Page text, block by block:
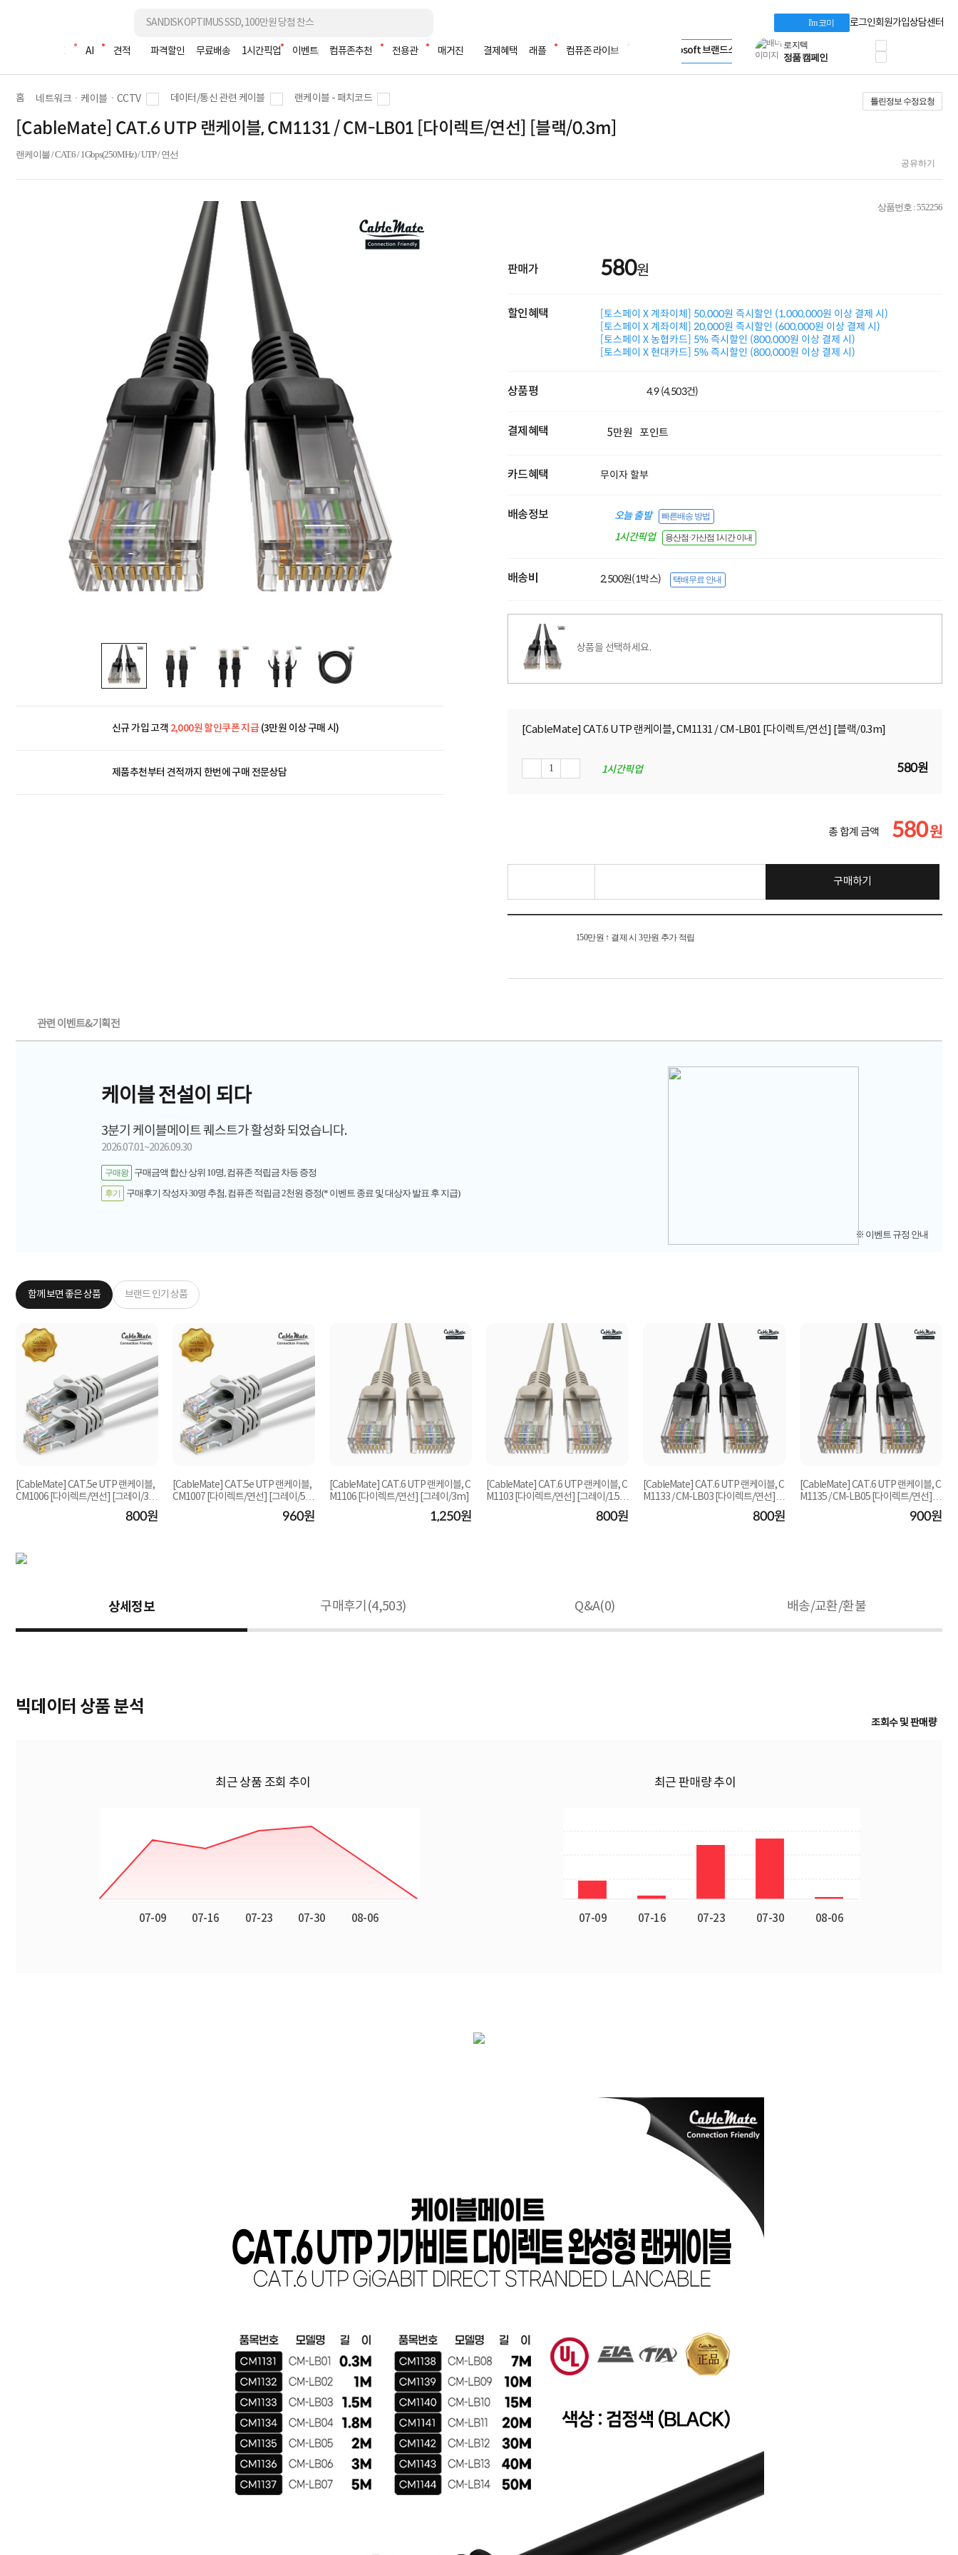
I'm 코미 로그인회원가입상담센터
조립PC AI 견적 파격할인 무료배송 1시간픽업 이벤트 컴퓨존추천 전용관 매거진 결제혜택 래플 컴퓨존 라이브
Microsoft 브랜드스토어
AMD 브랜드스토어
Intel 브랜드스토어
타협 없는 게이밍
HP OMEN
로지텍
정품 캠페인
삼성 키보드&마우스
시스코 스위칭허브
누적 금액 별
적립금 페이백!
Dell 구매왕
홈 네트워크ㆍ케이블ㆍCCTV 데이터/통신 관련 케이블 랜케이블 - 패치코드 틀린정보 수정요청
[CableMate] CAT.6 UTP 랜케이블, CM1131 / CM-LB01 [다이렉트/연선] [블랙/0.3m]
랜케이블 / CAT.6 / 1Gbps(250MHz) / UTP / 연선
공유하기
신규 가입 고객 2,000원 할인쿠폰 지급(3만원 이상 구매 시)
제품추천부터 견적까지 한번에구매 전문상담
상품번호 : 552256
판매가 580원
할인혜택
[토스페이 X 계좌이체] 50,000원 즉시할인 (1,000,000원 이상 결제 시)
[토스페이 X 계좌이체] 20,000원 즉시할인 (600,000원 이상 결제 시)
[토스페이 X 농협카드] 5% 즉시할인 (800,000원 이상 결제 시)
[토스페이 X 현대카드] 5% 즉시할인 (800,000원 이상 결제 시)
상품평 4.9 (4,503건)
결제혜택 5만원 포인트
카드혜택 무이자 할부
배송정보 오늘 출발 빠른배송 방법
1시간픽업 용산점·가산점 1시간 이내
배송비 2,500원(1박스) 택배무료 안내
상품을 선택하세요.
[CableMate] CAT.6 UTP 랜케이블, CM1131 / CM-LB01 [다이렉트/연선] [블랙/0.3m]
1시간픽업 580원
총 합계 금액 580원
구매하기
150만원 ↑ 결제 시 3만원 추가 적립
관련 이벤트&기획전
케이블 전설이 되다
3분기 케이블메이트 퀘스트가 활성화 되었습니다.
2026.07.01~2026.09.30
구매왕 구매금액 합산 상위 10명, 컴퓨존 적립금 차등 증정
후기 구매후기 작성자 30명 추첨, 컴퓨존 적립금 2천원 증정(* 이벤트 종료 및 대상자 발표 후 지급)
※ 이벤트 규정 안내
함께 보면 좋은 상품 브랜드 인기 상품
[CableMate] CAT.5e UTP 랜케이블,
CM1006 [다이렉트/연선] [그레이/3
800원
[CableMate] CAT.5e UTP 랜케이블,
CM1007 [다이렉트/연선] [그레이/5
960원
[CableMate] CAT.6 UTP 랜케이블, C
M1106 [다이렉트/연선] [그레이/3m]
1,250원
[CableMate] CAT.6 UTP 랜케이블, C
M1103 [다이렉트/연선] [그레이/1.5
800원
[CableMate] CAT.6 UTP 랜케이블, C
M1133 / CM-LB03 [다이렉트/연선]
800원
[CableMate] CAT.6 UTP 랜케이블, C
M1135 / CM-LB05 [다이렉트/연선]
900원
상세정보 구매후기(4,503) Q&A(0) 배송/교환/환불
빅데이터 상품 분석
조회수 및 판매량
최근 상품 조회 추이 최근 판매량 추이